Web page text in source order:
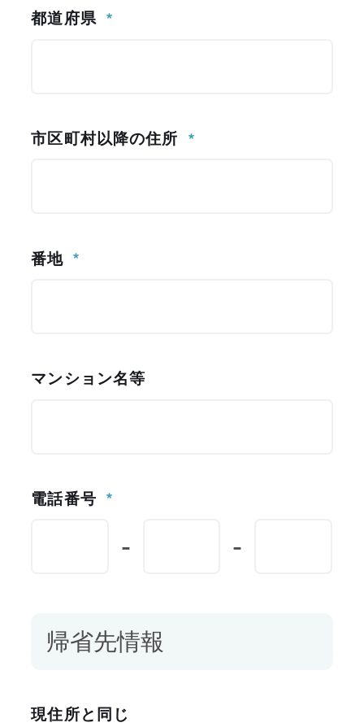
都道府県
市区町村以降の住所
番地
マンション名等
電話番号
- -
帰省先情報
現住所と同じ